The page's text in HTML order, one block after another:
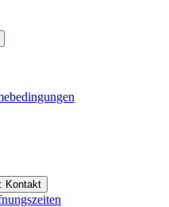
Kontakt